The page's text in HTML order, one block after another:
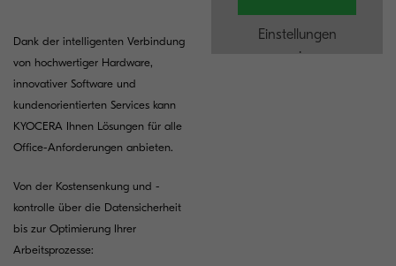
Dank der intelligenten Verbindung
von hochwertiger Hardware,
innovativer Software und
kundenorientierten Services kann
KYOCERA Ihnen Lösungen für alle
Office-Anforderungen anbieten.
Von der Kostensenkung und -
kontrolle über die Datensicherheit
bis zur Optimierung Ihrer
Arbeitsprozesse:
Einstellungen
anzeigen